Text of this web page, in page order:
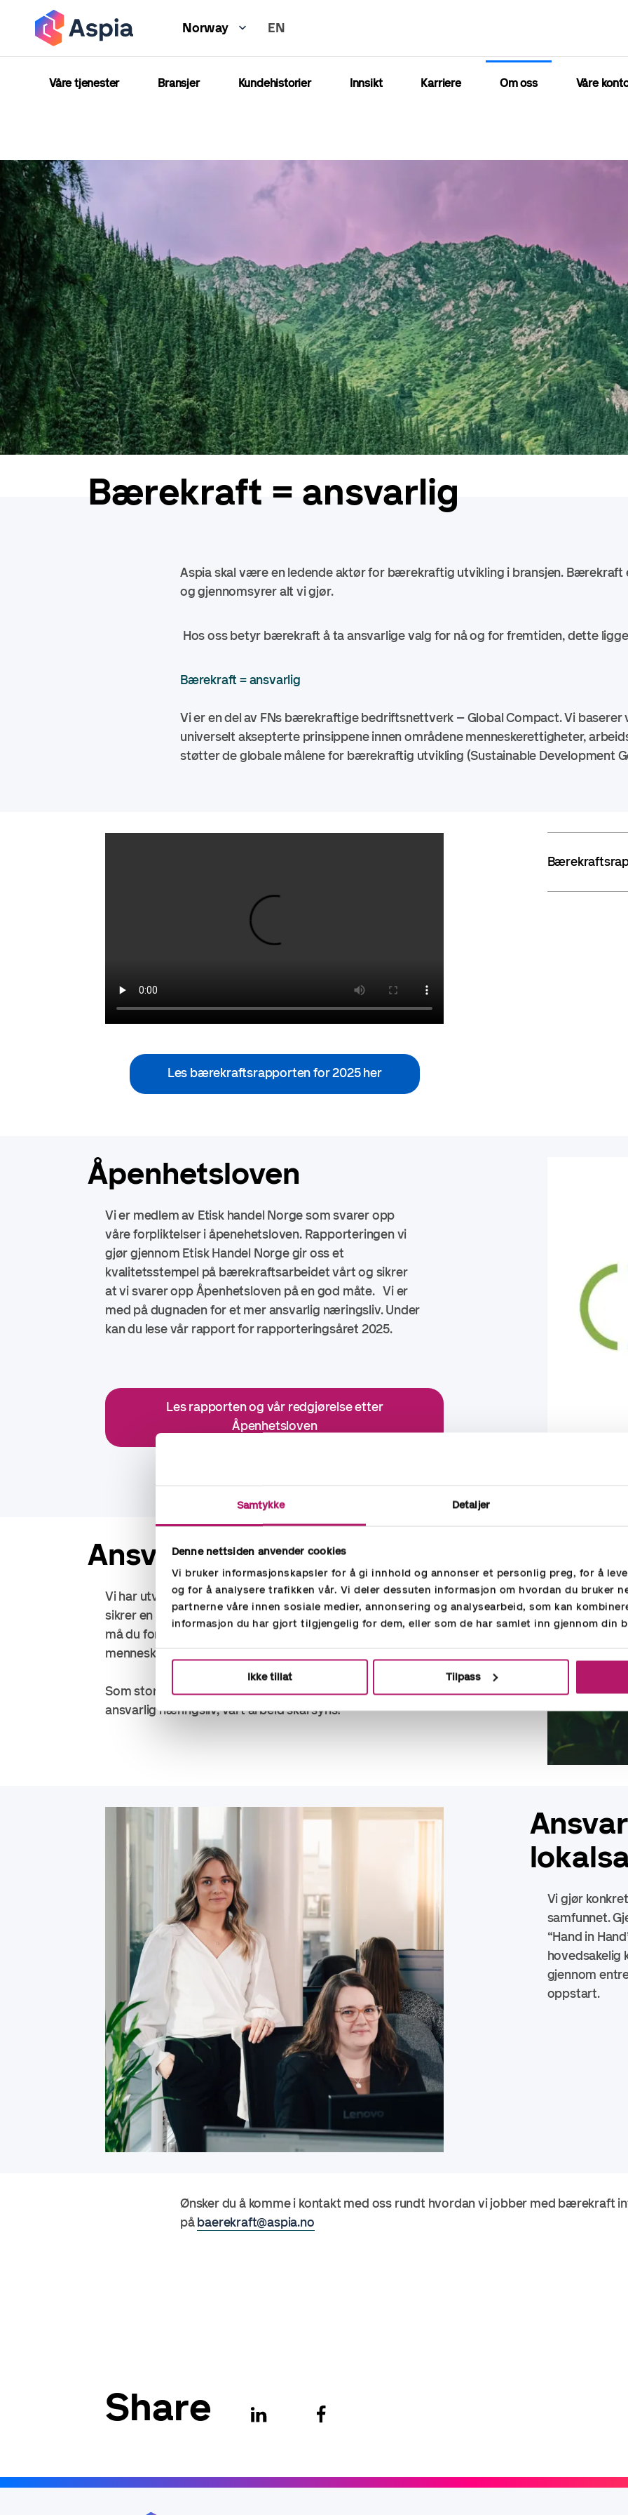
Samtykke Detaljer
Denne nettsiden anvender cookies
Vi bruker informasjonskapsler for å gi innhold og annonser et personlig preg, for å
og for å analysere trafikken vår. Vi deler dessuten informasjon om hvordan du bruker
partnerne våre innen sosiale medier, annonsering og analysearbeid, som kan
informasjon du har gjort tilgjengelig for dem, eller som de har samlet inn gjennom din
Ikke tillat Tilpass
hovedinnhold
Norway EN
Våre tjenester Bransjer Kundehistorier Innsikt Karriere Om oss Våre
Bærekraft = ansvarlig
Aspia skal være en ledende aktør for bærekraftig utvikling i bransjen. Bærekraft
og gjennomsyrer alt vi gjør.
Hos oss betyr bærekraft å ta ansvarlige valg for nå og for fremtiden, dette
Bærekraft = ansvarlig
Vi er en del av FNs bærekraftige bedriftsnettverk – Global Compact. Vi baserer
universelt aksepterte prinsippene innen områdene menneskerettigheter,
støtter de globale målene for bærekraftig utvikling (Sustainable Development
Les bærekraftsrapporten for 2025 her
Åpenhetsloven
Vi er medlem av Etisk handel Norge som svarer opp
våre forpliktelser i åpenehetsloven. Rapporteringen vi
gjør gjennom Etisk Handel Norge gir oss et
kvalitetsstempel på bærekraftsarbeidet vårt og sikrer
at vi svarer opp Åpenhetsloven på en god måte. Vi er
med på dugnaden for et mer ansvarlig næringsliv. Under
kan du lese vår rapport for rapporteringsåret 2025.
Les rapporten og vår redgjørelse etter
Åpenhetsloven
Ansvarlig leverandørnett
Vi har utviklet en "code of conduct for suppliers", som
sikrer en ansvarlig leverandørnett. Som kunde hos oss
må du forholde deg til retningslinjene for grunnleggende
menneskerettigheter og anstendig arbeidsforhold.
Som stor nasjonal aktør skal vi spille en rolle for et mer
ansvarlig næringsliv, vårt arbeid skal syns!
Vi gjør
samfunnet. G
“Hand in
hovedsakelig
gjennom
oppstart.
Ønsker du å komme i kontakt med oss rundt hvordan vi jobber med bærekraft
påbaerekraft@aspia.no
Share